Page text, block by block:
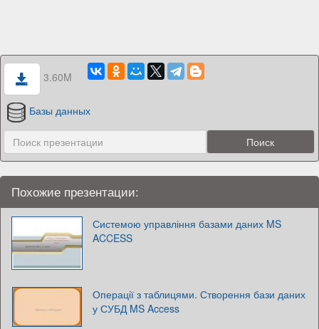
3.60M
Базы данных
Похожие презентации:
Системою управління базами даних MS
ACCESS
Операції з таблицями. Створення бази даних
у СУБД MS Access